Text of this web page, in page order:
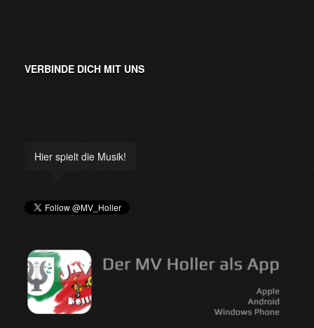
VERBINDE DICH MIT UNS
Hier spielt die Musik!